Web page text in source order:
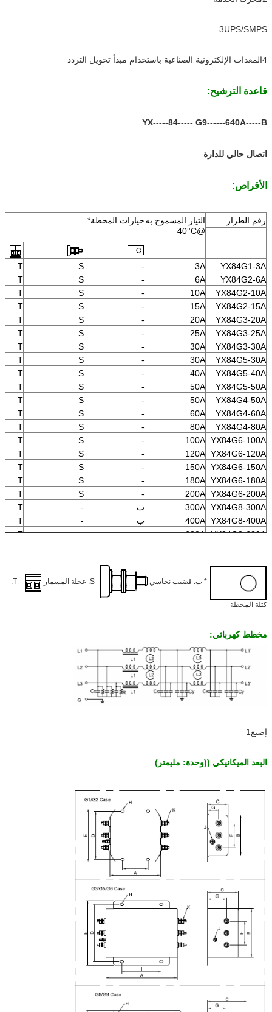
3UPS/SMPS
4المعدات الإلكترونية الصناعية باستخدام مبدأ تحويل التردد
قاعدة الترشيح:
YX-----84----- G9------640A-----B
اتصال حالي للدارة
الأقراص:
رقم الطراز
التيار المسموح به
@40°C
خيارات المحطة*
YX84G1-3A
3A
-
S
T
YX84G2-6A
6A
-
S
T
YX84G2-10A
10A
-
S
T
YX84G2-15A
15A
-
S
T
YX84G3-20A
20A
-
S
T
YX84G3-25A
25A
-
S
T
YX84G3-30A
30A
-
S
T
YX84G5-30A
30A
-
S
T
YX84G5-40A
40A
-
S
T
YX84G5-50A
50A
-
S
T
YX84G4-50A
50A
-
S
T
YX84G4-60A
60A
-
S
T
YX84G4-80A
80A
-
S
T
YX84G6-100A
100A
-
S
T
YX84G6-120A
120A
-
S
T
YX84G6-150A
150A
-
S
T
YX84G6-180A
180A
-
S
T
YX84G6-200A
200A
-
S
T
YX84G8-300A
300A ب -
T
YX84G8-400A
400A ب -
T
YX84G8-630A
630A ب -
T
YX83G9-1200A
ب
* ب: قضيب نحاسي S: عجلة المسمار T:
كتلة المحطة
مخطط كهربائي:
إصبع1
البعد الميكانيكي ((وحدة: مليمتر)